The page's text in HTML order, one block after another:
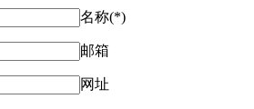
名称(*)
邮箱
网址